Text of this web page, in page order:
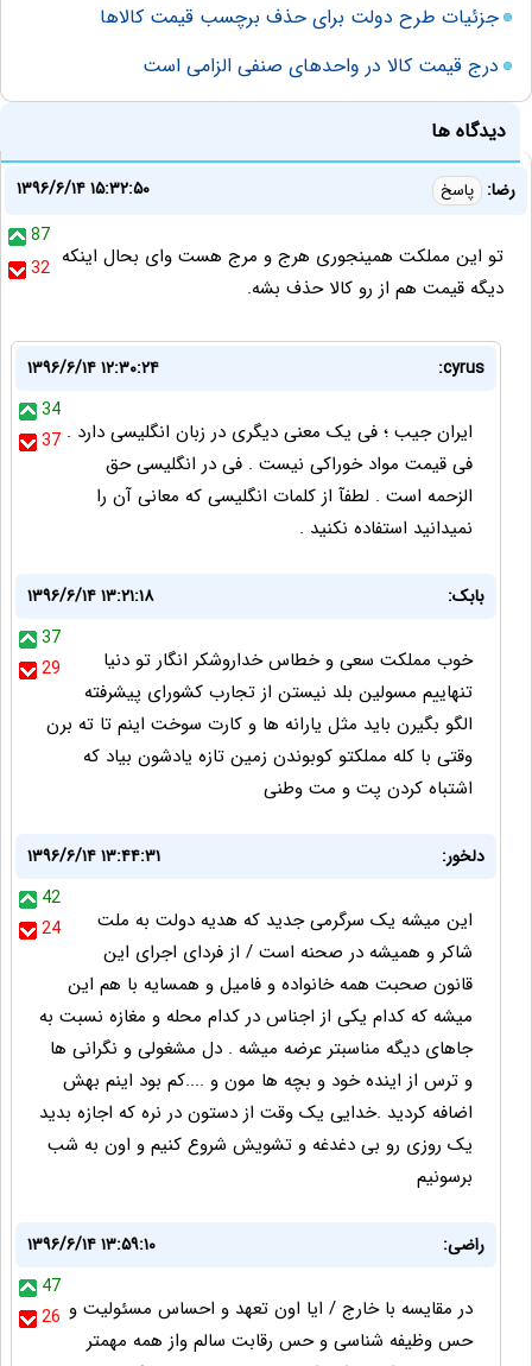
جزئیات طرح دولت برای حذف برچسب قیمت کالاها
درج قیمت کالا در واحدهای صنفی الزامی است
دیدگاه ها
رضا: پاسخ
۱۳۹۶/۶/۱۴ ۱۵:۳۲:۵۰
87
32 تو این مملکت همینجوری هرج و مرج هست وای بحال اینکه
دیگه قیمت هم از رو کالا حذف بشه.
cyrus:
۱۳۹۶/۶/۱۴ ۱۲:۳۰:۲۴
34
37 ایران جیب ؛ فی یک معنی دیگری در زبان انگلیسی دارد .
فی قیمت مواد خوراکی نیست . فی در انگلیسی حق
الزحمه است . لطفآ از کلمات انگلیسی که معانی آن را
نمیدانید استفاده نکنید .
بابک:
۱۳۹۶/۶/۱۴ ۱۳:۲۱:۱۸
37
29
خوب مملکت سعی و خطاس خداروشکر انگار تو دنیا
تنهاییم مسولین بلد نیستن از تجارب کشورای پیشرفته
الگو بگیرن باید مثل یارانه ها و کارت سوخت اینم تا ته برن
وقتی با کله مملکتو کوبوندن زمین تازه یادشون بیاد که
اشتباه کردن پت و مت وطنی
دلخور:
۱۳۹۶/۶/۱۴ ۱۳:۴۴:۳۱
42
24
این میشه یک سرگرمی جدید که هدیه دولت به ملت
شاکر و همیشه در صحنه است / از فردای اجرای این
قانون صحبت همه خانواده و فامیل و همسایه با هم این
میشه که کدام یکی از اجناس در کدام محله و مغازه نسبت به
جاهای دیگه مناسبتر عرضه میشه . دل مشغولی و نگرانی ها
و ترس از اینده خود و بچه ها مون و ....کم بود اینم بهش
اضافه کردید .خدایی یک وقت از دستون در نره که اجازه بدید
یک روزی رو بی دغدغه و تشویش شروع کنیم و اون به شب
برسونیم
راضی:
۱۳۹۶/۶/۱۴ ۱۳:۵۹:۱۰
47
26 در مقایسه با خارج / ایا اون تعهد و احساس مسئولیت و
حس وظیفه شناسی و حس رقابت سالم واز همه مهمتر